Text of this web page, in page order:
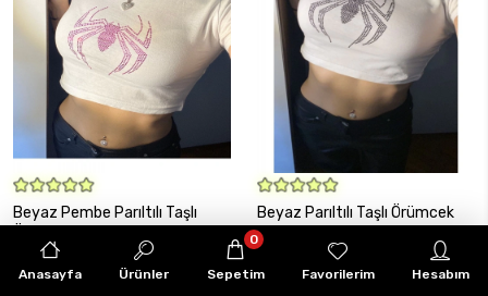
SEPETE EKLE
Beyaz Pembe Parıltılı Taşlı
Crop Body
248,99 TL
SEPETE EKLE
Beyaz Parıltılı Taşlı Örümcek
örümcek adam Kadın Crop
Body
248,99 TL
Anasayfa Ürünler Sepetim
0
Favorilerim Hesabım